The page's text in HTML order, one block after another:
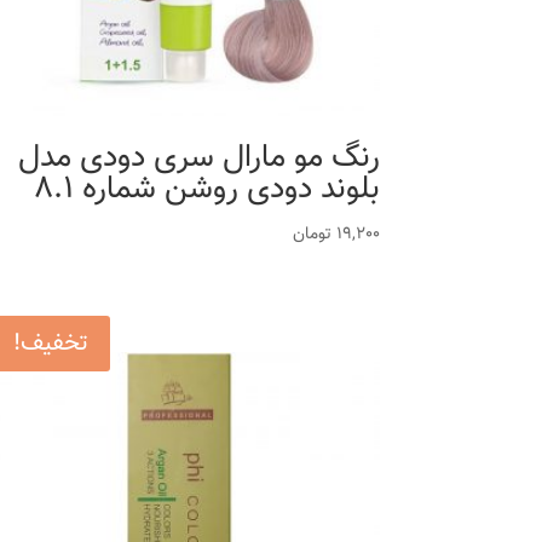
رنگ مو مارال سری دودی مدل
بلوند دودی روشن شماره 8.1
19,200 تومان
تخفیف!